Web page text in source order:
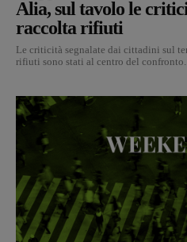
Alia, sul tavolo le
raccolta rifiuti
Le criticità segnalate dai cittadini sul
rifiuti sono stati al centro del confronto...